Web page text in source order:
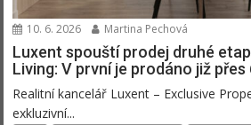
10. 6. 2026 Martina Pechová
Luxent spouští prodej druhé
Living: V první je prodáno již přes
Realitní kancelář Luxent – Exclusive
exkluzivní...